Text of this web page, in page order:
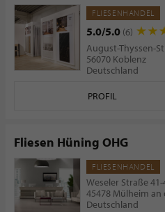
FLIESENHANDEL
5.0/5.0 (6)
August-Thyssen-
56070 Koblenz
Deutschland
PROFIL
Fliesen Hüning OHG
FLIESENHANDEL
Weseler Straße 41-
45478 Mülheim an
Deutschland